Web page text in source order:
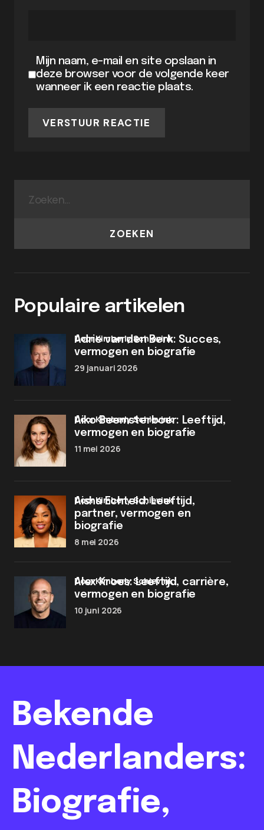
Mijn naam, e-mail en site opslaan in
deze browser voor de volgende keer
wanneer ik een reactie plaats.
VERSTUUR REACTIE
ZOEKEN
Populaire artikelen
Adrie van den Berk: Succes,
vermogen en biografie
door Kimberly Schievink
29 januari 2026
Aiko Beemsterboer: Leeftijd,
vermogen en biografie
door Kimberly Schievink
11 mei 2026
Aisha Echteld: Leeftijd,
partner, vermogen en
biografie
door Kimberly Schievink
8 mei 2026
Alex Kroes: Leeftijd, carrière,
vermogen en biografie
door Kimberly Schievink
10 juni 2026
Bekende
Nederlanders:
Biografie,